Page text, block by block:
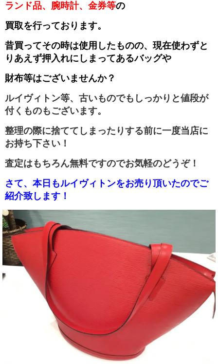
ランド品、腕時計、金券等の
買取を行っております。
昔買ってその時は使用したものの、現在使わずと
りあえず押入れにしまってあるバッグや
財布等はございませんか？
ルイヴィトン等、古いものでもしっかりと値段が
付くものもございます。
整理の際に捨ててしまったりする前に一度当店に
お持ち下さい！
査定はもちろん無料ですのでお気軽のどうぞ！
さて、本日もルイヴィトンをお売り頂いたのでご
紹介致します！